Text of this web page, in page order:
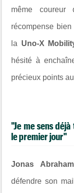
même
récompense
la Uno-X
hésité à
précieux points
"Je me sens
le premier jour"
Jonas
défendre son